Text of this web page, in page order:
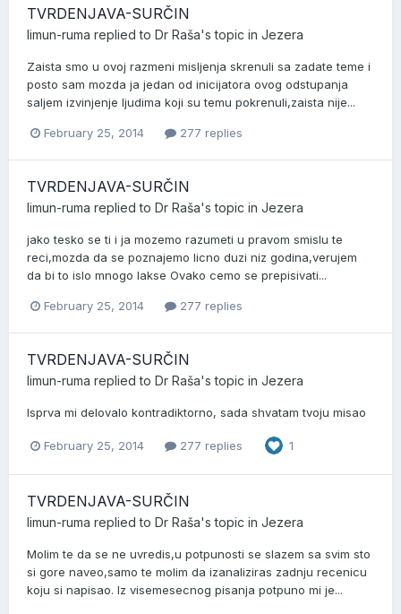
TVRDENJAVA-SURČIN
limun-ruma replied to Dr Raša's topic in Jezera
Zaista smo u ovoj razmeni misljenja skrenuli sa zadate teme i
posto sam mozda ja jedan od inicijatora ovog odstupanja
saljem izvinjenje ljudima koji su temu pokrenuli,zaista nije...
February 25, 2014 277 replies
TVRDENJAVA-SURČIN
limun-ruma replied to Dr Raša's topic in Jezera
jako tesko se ti i ja mozemo razumeti u pravom smislu te
reci,mozda da se poznajemo licno duzi niz godina,verujem
da bi to islo mnogo lakse Ovako cemo se prepisivati...
February 25, 2014 277 replies
TVRDENJAVA-SURČIN
limun-ruma replied to Dr Raša's topic in Jezera
Isprva mi delovalo kontradiktorno, sada shvatam tvoju misao
February 25, 2014 277 replies 1
TVRDENJAVA-SURČIN
limun-ruma replied to Dr Raša's topic in Jezera
Molim te da se ne uvredis,u potpunosti se slazem sa svim sto
si gore naveo,samo te molim da izanaliziras zadnju recenicu
koju si napisao. Iz visemesecnog pisanja potpuno mi je...